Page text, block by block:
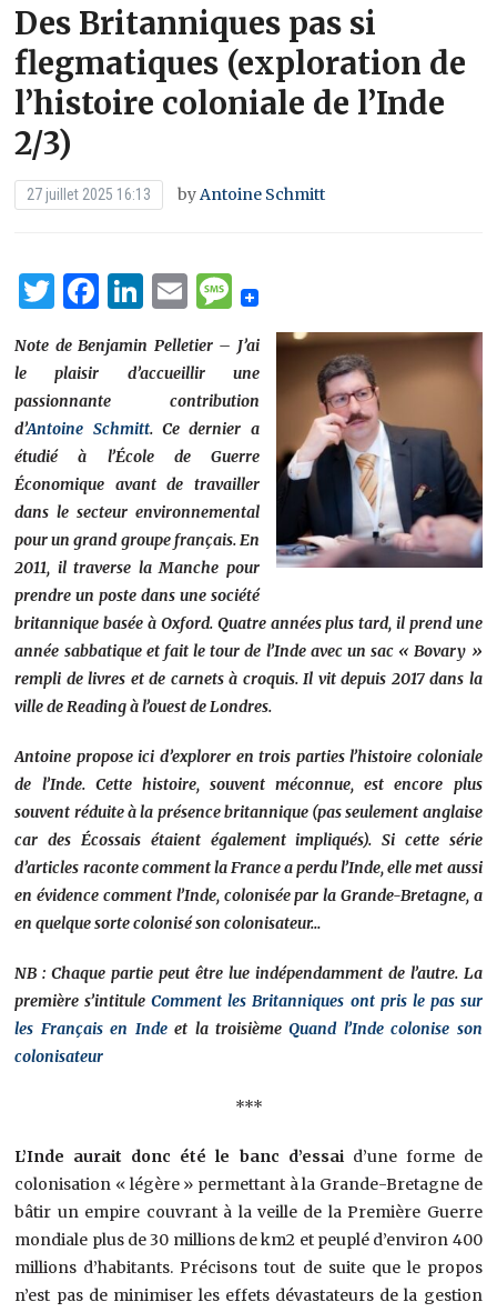
Des Britanniques pas si
flegmatiques (exploration de
l’histoire coloniale de l’Inde
2/3)
27 juillet 2025 16:13 byAntoine Schmitt
Twitter
Facebook
LinkedIn
EmailMessage
Note de Benjamin Pelletier– J’ai
le plaisir d’accueillir une
passionnante contribution
d’Antoine Schmitt. Ce dernier a
étudié à l’École de Guerre
Économique avant de travailler
dans le secteur environnemental
pour un grand groupe français. En
2011, il traverse la Manche pour
prendre un poste dans une société
britannique basée à Oxford. Quatre années plus tard, il prend une
année sabbatique et fait le tour de l’Inde avec un sac « Bovary »
rempli de livres et de carnets à croquis. Il vit depuis 2017 dans la
ville de Reading à l’ouest de Londres.
Antoine propose ici d’explorer en trois parties l’histoire coloniale
de l’Inde. Cette histoire, souvent méconnue, est encore plus
souvent réduite à la présence britannique (pas seulement anglaise
car des Écossais étaient également impliqués). Si cette série
d’articles raconte comment la France a perdu l’Inde, elle met aussi
en évidence comment l’Inde, colonisée par la Grande-Bretagne, a
en quelque sorte colonisé son colonisateur…
NB : Chaque partie peut être lue indépendamment de l’autre. La
première s’intituleComment les Britanniques ont pris le pas sur
les Français en Indeet la troisièmeQuand l’Inde colonise son
colonisateur
***
L’Inde aurait donc été le banc d’essaid’une forme de
colonisation « légère » permettant à la Grande-Bretagne de
bâtir un empire couvrant à la veille de la Première Guerre
mondiale plus de 30 millions de km2 et peuplé d’environ 400
millions d’habitants. Précisons tout de suite que le propos
n’est pas de minimiser les effets dévastateurs de la gestion